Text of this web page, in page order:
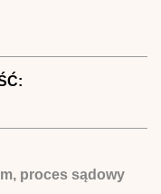
proces sądowy